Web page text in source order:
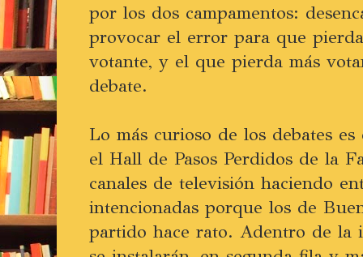
por los dos campamentos:
provocar el error para que
votante, y el que pierda más
debate.
Lo más curioso de los debates
el Hall de Pasos Perdidos de la
canales de televisión haciendo
intencionadas porque los de
partido hace rato. Adentro de la